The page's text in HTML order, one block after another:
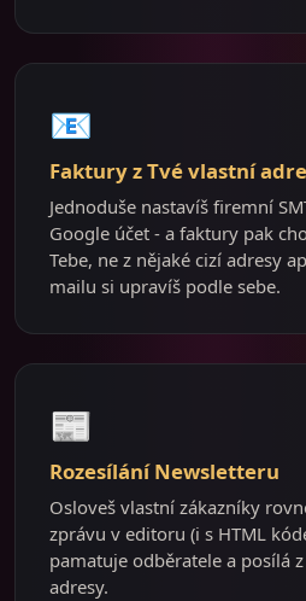
📧
Faktury z Tvé vlastní
Jednoduše nastavíš firemní
Google účet - a faktury pak
Tebe, ne z nějaké cizí adresy
mailu si upravíš podle sebe.
📰
Rozesílání Newsletteru
Osloveš vlastní zákazníky
zprávu v editoru (i s HTML
pamatuje odběratele a posílá
adresy.